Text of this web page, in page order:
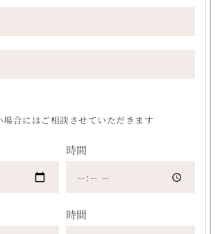
合にはご相談させていただきます
時間
時間